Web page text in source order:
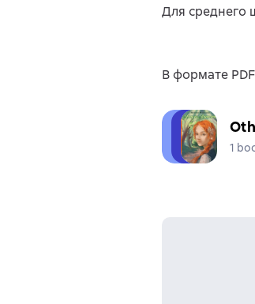
Для среднего
В формате
1